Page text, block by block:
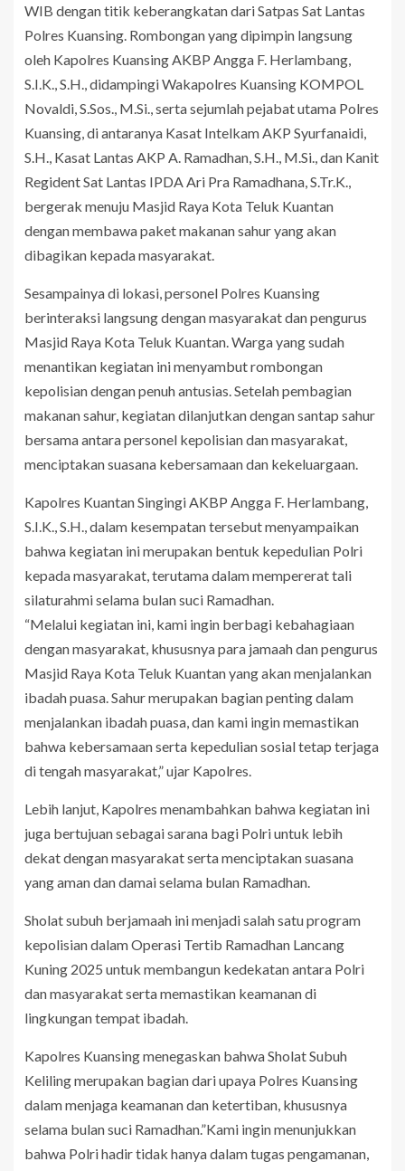
WIB dengan titik keberangkatan dari Satpas Sat Lantas
Polres Kuansing. Rombongan yang dipimpin langsung
oleh Kapolres Kuansing AKBP Angga F. Herlambang,
S.I.K., S.H., didampingi Wakapolres Kuansing KOMPOL
Novaldi, S.Sos., M.Si., serta sejumlah pejabat utama Polres
Kuansing, di antaranya Kasat Intelkam AKP Syurfanaidi,
S.H., Kasat Lantas AKP A. Ramadhan, S.H., M.Si., dan Kanit
Regident Sat Lantas IPDA Ari Pra Ramadhana, S.Tr.K.,
bergerak menuju Masjid Raya Kota Teluk Kuantan
dengan membawa paket makanan sahur yang akan
dibagikan kepada masyarakat.
Sesampainya di lokasi, personel Polres Kuansing
berinteraksi langsung dengan masyarakat dan pengurus
Masjid Raya Kota Teluk Kuantan. Warga yang sudah
menantikan kegiatan ini menyambut rombongan
kepolisian dengan penuh antusias. Setelah pembagian
makanan sahur, kegiatan dilanjutkan dengan santap sahur
bersama antara personel kepolisian dan masyarakat,
menciptakan suasana kebersamaan dan kekeluargaan.
Kapolres Kuantan Singingi AKBP Angga F. Herlambang,
S.I.K., S.H., dalam kesempatan tersebut menyampaikan
bahwa kegiatan ini merupakan bentuk kepedulian Polri
kepada masyarakat, terutama dalam mempererat tali
silaturahmi selama bulan suci Ramadhan.
“Melalui kegiatan ini, kami ingin berbagi kebahagiaan
dengan masyarakat, khususnya para jamaah dan pengurus
Masjid Raya Kota Teluk Kuantan yang akan menjalankan
ibadah puasa. Sahur merupakan bagian penting dalam
menjalankan ibadah puasa, dan kami ingin memastikan
bahwa kebersamaan serta kepedulian sosial tetap terjaga
di tengah masyarakat,” ujar Kapolres.
Lebih lanjut, Kapolres menambahkan bahwa kegiatan ini
juga bertujuan sebagai sarana bagi Polri untuk lebih
dekat dengan masyarakat serta menciptakan suasana
yang aman dan damai selama bulan Ramadhan.
Sholat subuh berjamaah ini menjadi salah satu program
kepolisian dalam Operasi Tertib Ramadhan Lancang
Kuning 2025 untuk membangun kedekatan antara Polri
dan masyarakat serta memastikan keamanan di
lingkungan tempat ibadah.
Kapolres Kuansing menegaskan bahwa Sholat Subuh
Keliling merupakan bagian dari upaya Polres Kuansing
dalam menjaga keamanan dan ketertiban, khususnya
selama bulan suci Ramadhan.”Kami ingin menunjukkan
bahwa Polri hadir tidak hanya dalam tugas pengamanan,